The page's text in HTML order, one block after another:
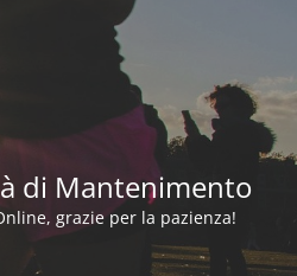
di Mantenimento
grazie per la pazienza!